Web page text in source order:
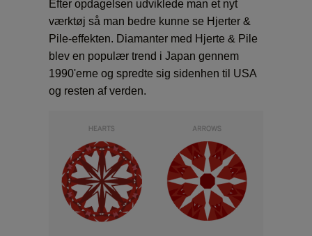
Efter opdagelsen udviklede man et nyt
værktøj så man bedre kunne se Hjerter &
Pile-effekten. Diamanter med Hjerte & Pile
blev en populær trend i Japan gennem
1990'erne og spredte sig sidenhen til USA
og resten af verden.